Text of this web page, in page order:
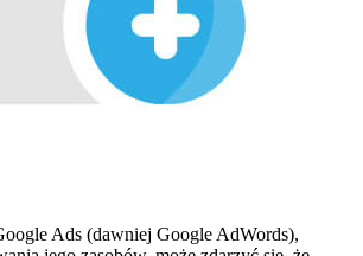
Ads (dawniej Google AdWords),